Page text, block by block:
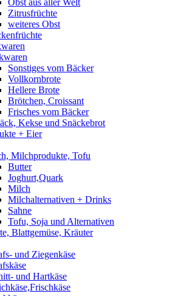
Obst aus aller Welt
Zitrusfrüchte
weiteres Obst
Sonstiges vom Bäcker
Vollkornbrote
Hellere Brote
Brötchen, Croissant
Frisches vom Bäcker
Kekse und Snäckebrot
+ Eier
Milchprodukte, Tofu
Butter
Joghurt,Quark
Milch
Milchalternativen + Drinks
Sahne
Tofu, Soja und Alternativen
Blattgemüse, Kräuter
und Ziegenkäse
und Hartkäse